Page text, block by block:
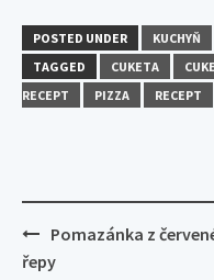
POSTED UNDER KUCHYŇ
TAGGED
CUKETA
RECEPT
PIZZA RECEPT
Post
navigation
Pomazánka z
řepy